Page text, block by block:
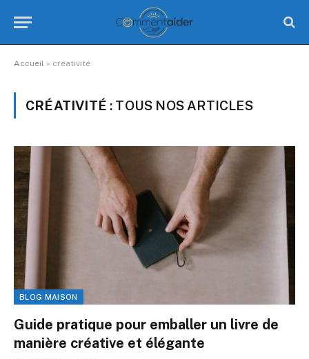
Accueil » créativité
CRÉATIVITÉ : TOUS NOS ARTICLES
BLOG MAISON
Guide pratique pour emballer un livre de
manière créative et élégante